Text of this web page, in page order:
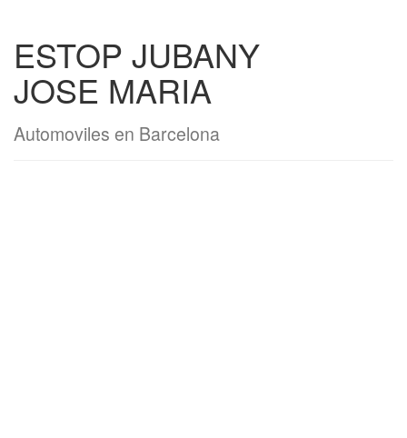
ESTOP JUBANY
JOSE MARIA
Automoviles en Barcelona